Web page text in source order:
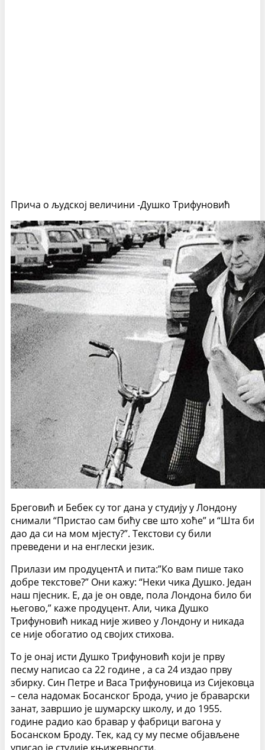
Прича о људској величини -Душко Трифуновић
Бреговић и Бебек су тог дана у студију у Лондону
снимали “Пристао сам бићу све што хоће” и “Шта би
дао да си на мом мјесту?”. Текстови су били
преведени и на енглески језик.
Прилази им продуцентА и пита:”Ко вам пише тако
добре текстове?” Они кажу: “Неки чика Душко. Један
наш пјесник. Е, да је он овде, пола Лондона било би
његово,” каже продуцент. Али, чика Душко
Трифуновић никад није живео у Лондону и никада
се није обогатио од својих стихова.
То је онај исти Душко Трифуновић који је прву
песму написао са 22 године , а са 24 издао прву
збирку. Син Петре и Васа Трифуновица из Сијековца
– села надомак Босанског Брода, учио је браварски
занат, завршио је шумарску школу, и до 1955.
године радио као бравар у фабрици вагона у
Босанском Броду. Тек, кад су му песме објављене